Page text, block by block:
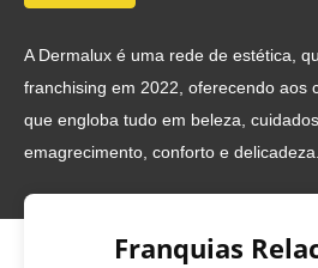
Sucesso
A Dermalux é uma rede de estética,
franchising em 2022, oferecendo aos
que engloba tudo em beleza,
emagrecimento, conforto e delicadeza.
Franquias